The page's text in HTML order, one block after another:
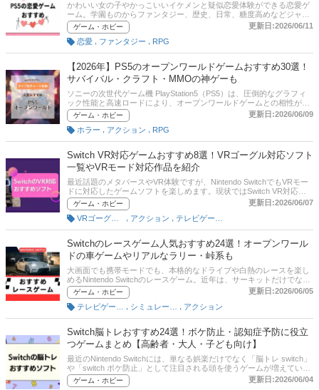
かわいい女の子やかっこいいイケメンと疑似恋愛体験ができる恋愛ゲ
ーム。学園ものからファンタジー、歴史、日常、糖度高めなどジャン
ルのバリエーションも様々。それだけに、いざソフトを選ぼうにもい
まいちジャンルの違いがわかりませんよね。そこで、ここでは恋愛ゲ
ームのジャンルの違いや選び方のポイントやおすすめ商品を男性向
け・女性向けあわせてご紹介していきます。また、PS5用だけでなく
PS5でも遊べるPS4用ソフトもあわせて厳選。そのほか恋愛ゲームに
関するアンケート結果も公開していますので、ぜひ参考にしてみてく
ださい。
ゲーム・ホビー
更新日:2026/06/11
恋愛
ファンタジー RPG
【2026年】PS5のオープンワールドゲームおすすめ30選！
サバイバル・クラフト・MMOの神ゲーも
ソニーの次世代ゲーム機 PlayStation5（PS5）は、圧倒的なグラフィ
ック性能と高速ロードにより、オープンワールドゲームとの相性が非
常に高いゲーム機です。広大な世界を自由に探索できる王道RPGはも
ちろん、拠点づくりを楽しめるクラフト系サバイバルゲーム、オンラ
インで長く遊べるMMOまで、PS5ではさまざまなジャンルの人気タイ
トルが展開されています。一方で、「PS5のオープンワールドゲーム
が多すぎて選べない」「自由度が高い神ゲーを知りたい」「サバイバ
ルや開拓を楽しめる作品を探している」という方も多いのではないで
しょうか。本記事では、PS5でおすすめのオープンワールドゲームを
厳選して紹介。初心者向けの定番作品から、長時間遊べる探索ゲー
ム、クラフト・建築要素が楽しいサバイバル作品、オンライン対応タ
イトルまで幅広く解説します。比較一覧表、通販サイトの売れ筋人気
ランキングもあります。口コミや評判、チャート図に基づいたタイプ
別診断も試しつつ記事後半では、ジャンル別の選び方やオンライン・
オフラインの違いも紹介しているので、自分にぴったりの一本を見つ
ける参考にしてください。
ゲーム・ホビー
更新日:2026/06/09
ホラー
アクション RPG
Switch VR対応ゲームおすすめ8選！VRゴーグル対応ソフト
一覧やVRモード対応作品を紹介
最近話題のメタバースやVR体験ですが、Nintendo SwitchでもVRモー
ドに対応したゲームソフトを楽しめます。現状ではSwitch VR対応ソ
フトの数はまだ多くありませんが、『ゼルダの伝説 ブレス オブ ザ ワ
イルド』や『スーパーマリオ オデッセイ』など、人気タイトルをVR
視点で楽しめる作品も登場しています。また、Switch VRゴーグル対
応ソフト一覧を探しているユーザーも増えており、手軽に没入感を味
わえるゲームジャンルとして注目されています。この記事では、
Nintendo Switch VR対応ゲームのおすすめ作品を厳選してご紹介。
Switch VRゴーグルの選び方やVR対応ゲームを選ぶ際のポイント、非
純正VRゴーグルを使う方法までわかりやすく解説します。これから
Switch VRゲームを始めたい初心者の方はもちろん、「今遊ぶべきVR
対応ゲームを知りたい」「Switch2でVR対応ソフトは増えるの？」と
気になっている方も、ぜひ参考にしてください。
ゲーム・ホビー
更新日:2026/06/07
アクション
Switchのレースゲーム人気おすすめ24選！オープンワール
ドの車ゲームやリアルなラリー・峠系も
大画面でも携帯モードでも、本格的なドライブや白熱のレースを楽し
めるNintendo Switchのレースゲーム。近年は、サーキットだけでな
く、オープンワールドを自由に走行できる車ゲームや、リアルなラリ
ー・峠系レース、バイクゲームなどジャンルも充実しています。ま
た、別売りのハンドルコントローラー（ハンコン）に対応した作品な
ら、実際に車を運転しているような没入感でプレイできるのも魅力。
車体のカスタムやオンライン対戦、協力プレイを楽しめるタイトルも
人気です。この記事では、Nintendo Switchで遊べるおすすめレースゲ
ームをジャンル別に紹介。リアル寄りの車ゲームを探している方か
ら、家族や友人と盛り上がれる定番レースゲームを探している方ま
で、幅広く楽しめる作品を厳選しています。記事後半には、通販サイ
トの売れ筋ランキングもありますので、口コミなどあわせて参考にし
てみてください。
ゲーム・ホビー
更新日:2026/06/05
アクション
Switch脳トレおすすめ24選！ボケ防止・認知症予防に役立
つゲームまとめ【高齢者・大人・子ども向け】
最近のNintendo Switchには、単なる娯楽だけでなく「脳トレ switch」
や「switch ボケ防止」として注目される頭を使うゲームが増えていま
す。特に「switch 脳トレ おすすめ」「switch 脳トレ ランキング」
「認知症予防 ゲーム スイッチ」といった検索が増えており、大人や
ゲーム・ホビー
更新日:2026/06/04